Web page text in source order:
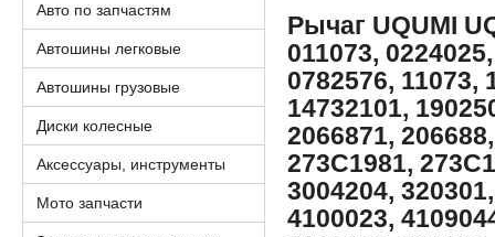
Рычаг UQUMI
011073,
0782576, 11073,
14732101,
2066871,
273C1981,
3004204,
4100023,
Авто по запчастям
Автошины легковые
Автошины грузовые
Диски колесные
Аксессуары, инструменты
Мото запчасти